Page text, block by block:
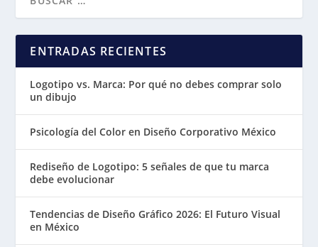
ENTRADAS RECIENTES
Logotipo vs. Marca: Por qué no debes comprar solo
un dibujo
Psicología del Color en Diseño Corporativo México
Rediseño de Logotipo: 5 señales de que tu marca
debe evolucionar
Tendencias de Diseño Gráfico 2026: El Futuro Visual
en México